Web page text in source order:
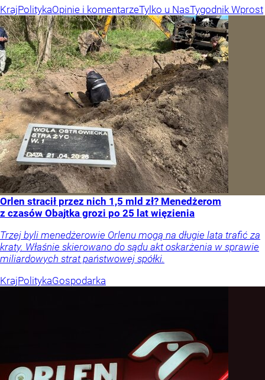
KrajPolitykaOpinie i komentarzeTylko u NasTygodnik Wprost
Orlen stracił przez nich 1,5 mld zł? Menedżerom
z czasów Obajtka grozi po 25 lat więzienia
Trzej byli menedżerowie Orlenu mogą na długie lata trafić za
kraty. Właśnie skierowano do sądu akt oskarżenia w sprawie
miliardowych strat państwowej spółki.
KrajPolitykaGospodarka